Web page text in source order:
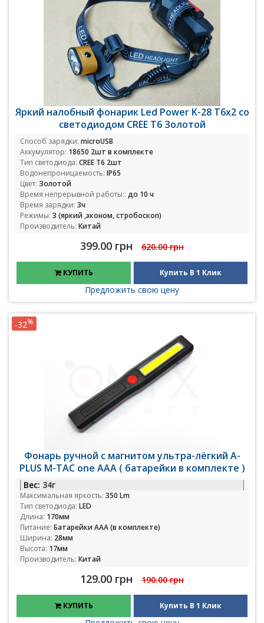
Яркий налобный фонарик Led Power K-28 T6x2 со
светодиодом CREE T6 Золотой
Способ зарядки: microUSB
Аккумулятор: 18650 2шт в комплекте
Тип светодиода: CREE T6 2шт
Водонепроницаемость: IP65
Цвет: Золотой
Время непрерывной работы:: до 10 ч
Время зарядки: 3ч
Режимы: 3 (яркий ,эконом, стробоскоп)
Производитель: Китай
399.00 грн 620.00 грн
КУПИТЬ Купить В 1 Клик
Предложить свою цену
Фонарь ручной с магнитом ультра-лёгкий A-
PLUS M-TAC one AAA ( батарейки в комплекте )
Вес: 34г
Максимальная яркость: 350 Lm
Тип светодиода: LED
Длина: 170мм
Питание: Батарейки ААА (в комплекте)
Ширина: 28мм
Высота: 17мм
Производитель: Китай
129.00 грн 190.00 грн
-32%
КУПИТЬ Купить В 1 Клик